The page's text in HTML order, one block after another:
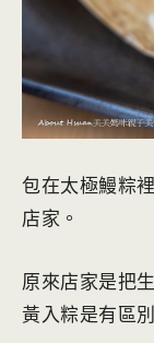
包在太極鰻粽
店家。
原來店家是把
黃入粽是有區